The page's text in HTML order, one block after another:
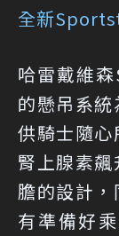
全新
哈雷戴維
的懸吊系統
供騎士隨
腎上腺素
膽的設計
有準備好